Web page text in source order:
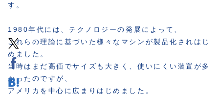
す。
1980年代には、テクノロジーの発展によって、
これらの理論に基づいた様々なマシンが製品化されはじ
めました。
当時はまだ高価でサイズも大きく、使いにくい装置が多
かったのですが、
アメリカを中心に広まりはじめました。